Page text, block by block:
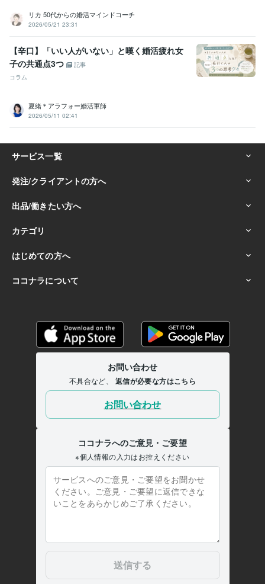
リカ 50代からの婚活マインドコーチ
2026/05/21 23:31
【辛口】「いい人がいない」と嘆く婚活疲れ女
子の共通点3つ
記事
コラム
夏緒＊アラフォー婚活軍師
2026/05/11 02:41